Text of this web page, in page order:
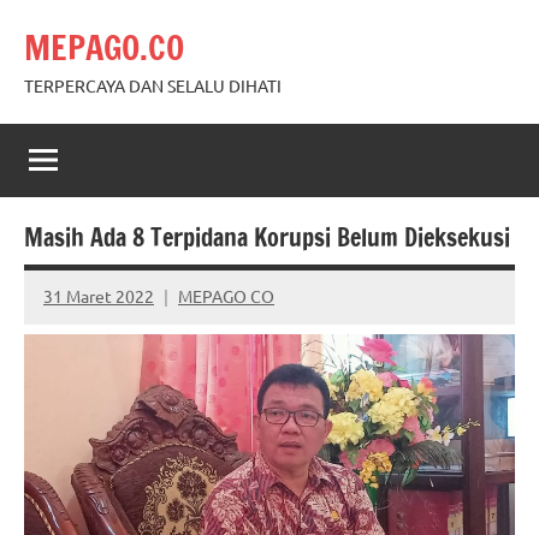
content
MEPAGO.CO
TERPERCAYA DAN SELALU DIHATI
Masih Ada 8 Terpidana Korupsi Belum Dieksekusi
31 Maret 2022 MEPAGO CO
No
comments